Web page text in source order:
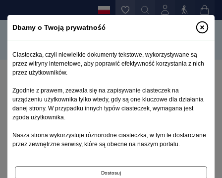
Zalecenia w sprawie stosowania leków
przeciwpsychotycznych II generacji
Archiwum 1995–2023
2008, tom 24, zeszyt 3
Dbamy o Twoją prywatność
Ciasteczka, czyli niewielkie dokumenty tekstowe, wykorzystywane są
przez witryny internetowe, aby poprawić efektywność korzystania z nich
przez użytkowników.
Zgodnie z prawem, zezwala się na zapisywanie ciasteczek na
urządzeniu użytkownika tylko wtedy, gdy są one kluczowe dla działania
danej strony. W przypadku innych typów ciasteczek, wymagana jest
zgoda użytkownika.
Nasza strona wykorzystuje różnorodne ciasteczka, w tym te dostarczane
przez zewnętrzne serwisy, które są obecne na naszym portalu.
Dostosuj